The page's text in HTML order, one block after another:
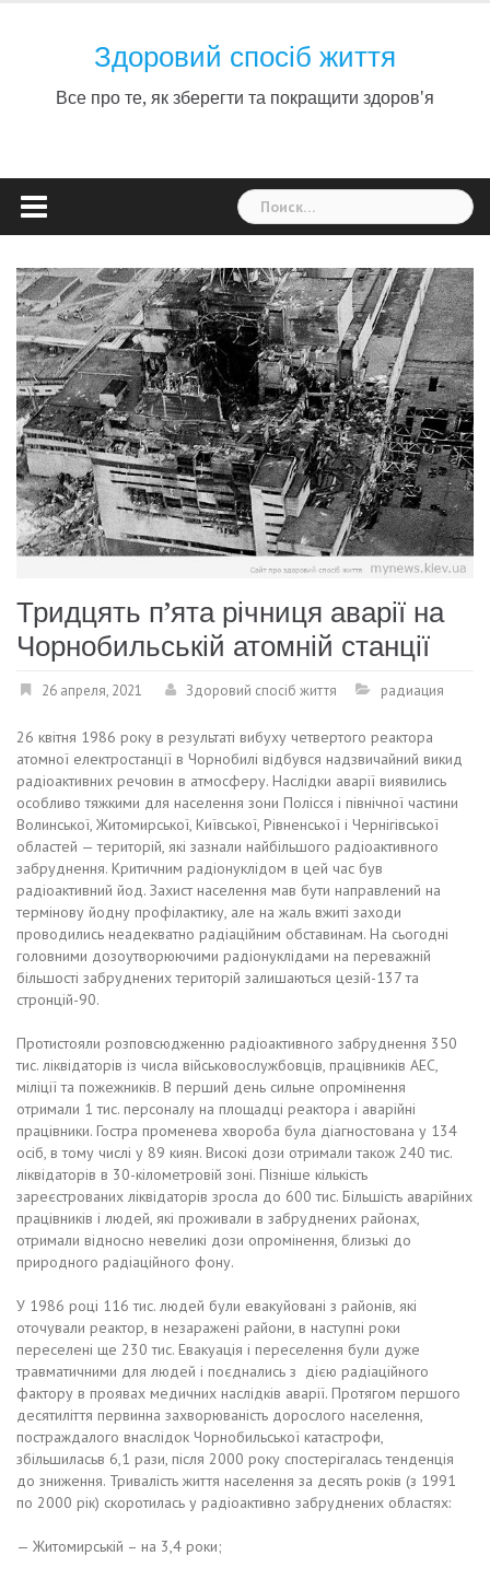
Здоровий спосіб життя
Все про те, як зберегти та покращити здоров'я
Найти:
Тридцять п’ята річниця аварії на
Чорнобильській атомній станції
26 апреля, 2021 Здоровий спосіб життя радиация
26 квітня 1986 року в результаті вибуху четвертого реактора
атомної електростанції в Чорнобилі відбувся надзвичайний викид
радіоактивних речовин в атмосферу. Наслідки аварії виявились
особливо тяжкими для населення зони Полісся і північної частини
Волинської, Житомирської, Київської, Рівненської і Чернігівської
областей — територій, які зазнали найбільшого радіоактивного
забруднення. Критичним радіонуклідом в цей час був
радіоактивний йод. Захист населення мав бути направлений на
термінову йодну профілактику, але на жаль вжиті заходи
проводились неадекватно радіаційним обставинам. На сьогодні
головними дозоутворюючими радіонуклідами на переважній
більшості забруднених територій залишаються цезій-137 та
стронцій-90.
Протистояли розповсюдженню радіоактивного забруднення 350
тис. ліквідаторів із числа військовослужбовців, працівників АЕС,
міліції та пожежників. В перший день сильне опромінення
отримали 1 тис. персоналу на площадці реактора і аварійні
працівники. Гостра променева хвороба була діагностована у 134
осіб, в тому числі у 89 киян. Високі дози отримали також 240 тис.
ліквідаторів в 30-кілометровій зоні. Пізніше кількість
зареєстрованих ліквідаторів зросла до 600 тис. Більшість аварійних
працівників і людей, які проживали в забруднених районах,
отримали відносно невеликі дози опромінення, близькі до
природного радіаційного фону.
У 1986 році 116 тис. людей були евакуйовані з районів, які
оточували реактор, в незаражені райони, в наступні роки
переселені ще 230 тис. Евакуація і переселення були дуже
травматичними для людей і поєднались з дією радіаційного
фактору в проявах медичних наслідків аварії. Протягом першого
десятиліття первинна захворюваність дорослого населення,
постраждалого внаслідок Чорнобильської катастрофи,
збільшиласьв 6,1 рази, після 2000 року спостерігалась тенденція
до зниження. Тривалість життя населення за десять років (з 1991
по 2000 рік) скоротилась у радіоактивно забруднених областях:
— Житомирській – на 3,4 роки;